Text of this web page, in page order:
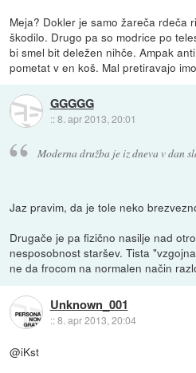
Meja? Dokler je samo žareča rdeča
škodilo. Drugo pa so modrice po
bi smel bit deležen nihče. Ampak
pometat v en koš. Mal pretiravajo
GGGGG
::8. apr 2013, 20:01
Moderna družba je iz dneva v dan
Jaz pravim, da je tole neko
Drugače je pa fizično nasilje nad
nesposobnost staršev. Tista
ne da frocom na normalen način
Unknown_001
::8. apr 2013, 20:04
@iKst